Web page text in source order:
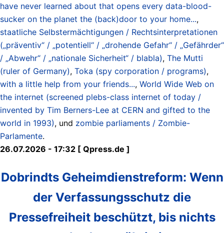
have never learned about that opens every data-blood-
sucker on the planet the (back)door to your home...,
staatliche Selbstermächtigungen / Rechtsinterpretationen
(„präventiv“ / „potentiell“ / „drohende Gefahr“ / „Gefährder“
/ „Abwehr“ / „nationale Sicherheit“ / blabla), The Mutti
(ruler of Germany), Toka (spy corporation / programs),
with a little help from your friends..., World Wide Web on
the internet (screened plebs-class internet of today /
invented by Tim Berners-Lee at CERN and gifted to the
world in 1993), und zombie parliaments / Zombie-
Parlamente.
26.07.2026 - 17:32 [ Qpress.de ]
Dobrindts Geheimdienstreform: Wenn
der Verfassungsschutz die
Pressefreiheit beschützt, bis nichts